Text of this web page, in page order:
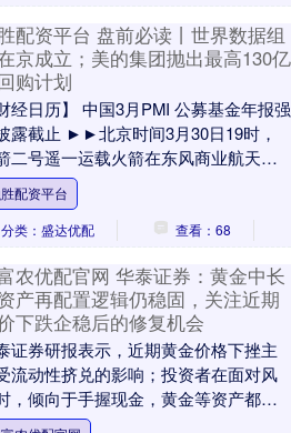
配资平台 盘前必读丨世界数据组
京成立；美的集团抛出最高130亿
购计划
经日历】 中国3月PMI 公募基金年报强
露截止 ►►北京时间3月30日19时，
二号遥一运载火箭在东风商业航天创
验区发射升空，将搭载的新征程01
配资平台
分类：盛达优配
查看：68
农优配官网 华泰证券：黄金中长
产再配置逻辑仍稳固，关注近期
下跌企稳后的修复机会
证券研报表示，近期黄金价格下挫主
流动性挤兑的影响；投资者在面对风
，倾向于手握现金，黄金等资产都会
抛售。一方面，中东地缘冲突加剧，